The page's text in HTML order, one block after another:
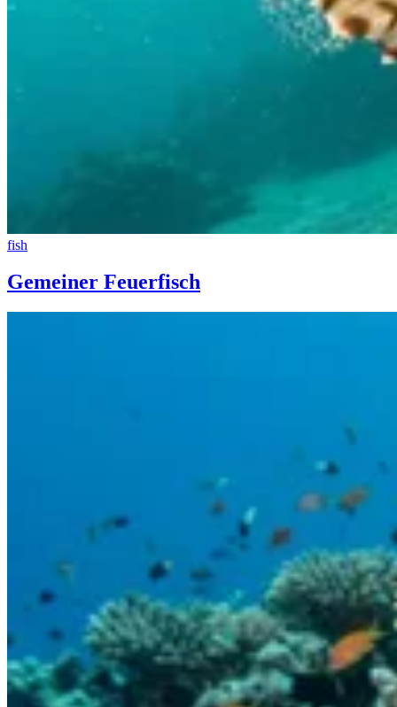
fish
Gemeiner Feuerfisch